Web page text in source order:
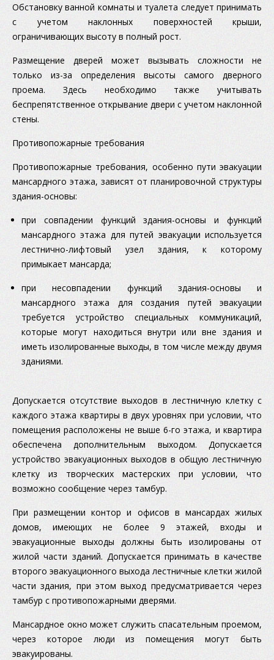
Обстановку ванной комнаты и туалета следует принимать
с учетом наклонных поверхностей крыши,
ограничивающих высоту в полный рост.
Размещение дверей может вызывать сложности не
только из-за определения высоты самого дверного
проема. Здесь необходимо также учитывать
беспрепятственное открывание двери с учетом наклонной
стены.
Противопожарные требования
Противопожарные требования, особенно пути эвакуации
мансардного этажа, зависят от планировочной структуры
здания-основы:
при совпадении функций здания-основы и функций
мансардного этажа для путей эвакуации используется
лестнично-лифтовый узел здания, к которому
примыкает мансарда;
при несовпадении функций здания-основы и
мансардного этажа для создания путей эвакуации
требуется устройство специальных коммуникаций,
которые могут находиться внутри или вне здания и
иметь изолированные выходы, в том числе между двумя
зданиями.
Допускается отсутствие выходов в лестничную клетку с
каждого этажа квартиры в двух уровнях при условии, что
помещения расположены не выше 6-го этажа, и квартира
обеспечена дополнительным выходом. Допускается
устройство эвакуационных выходов в общую лестничную
клетку из творческих мастерских при условии, что
возможно сообщение через тамбур.
При размещении контор и офисов в мансардах жилых
домов, имеющих не более 9 этажей, входы и
эвакуационные выходы должны быть изолированы от
жилой части зданий. Допускается принимать в качестве
второго эвакуационного выхода лестничные клетки жилой
части здания, при этом выход предусматривается через
тамбур с противопожарными дверями.
Мансардное окно может служить спасательным проемом,
через которое люди из помещения могут быть
эвакуированы.